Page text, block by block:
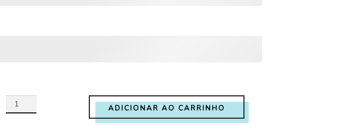
ADICIONAR AO CARRINHO